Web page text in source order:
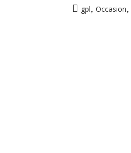
gpl, Occasion,